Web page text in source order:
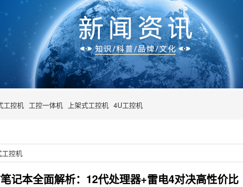
工控机 工控一体机 上架式工控机 4U工控机
控机
记本全面解析：12代处理器+雷电4对决高性价比